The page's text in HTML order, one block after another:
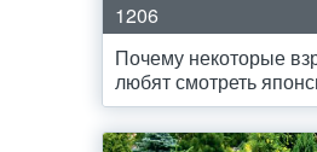
1206
Почему некоторые
любят смотреть